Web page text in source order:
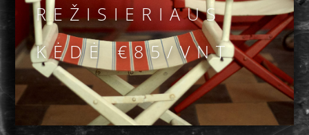
REŽISIERIAUS
KĖDĖ €85/VNT